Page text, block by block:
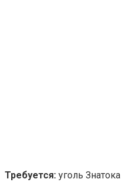
Требуется: уголь Знатока